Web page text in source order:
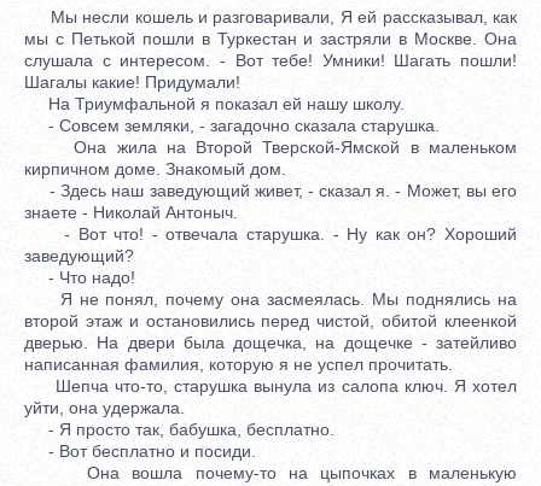
Мы несли кошель и разговаривали, Я ей рассказывал, как
мы с Петькой пошли в Туркестан и застряли в Москве. Она
слушала с интересом. - Вот тебе! Умники! Шагать пошли!
Шагалы какие! Придумали!
На Триумфальной я показал ей нашу школу.
- Совсем земляки, - загадочно сказала старушка.
Она жила на Второй Тверской-Ямской в маленьком
кирпичном доме. Знакомый дом.
- Здесь наш заведующий живет, - сказал я. - Может, вы его
знаете - Николай Антоныч.
- Вот что! - отвечала старушка. - Ну как он? Хороший
заведующий?
- Что надо!
Я не понял, почему она засмеялась. Мы поднялись на
второй этаж и остановились перед чистой, обитой клеенкой
дверью. На двери была дощечка, на дощечке - затейливо
написанная фамилия, которую я не успел прочитать.
Шепча что-то, старушка вынула из салопа ключ. Я хотел
уйти, она удержала.
- Я просто так, бабушка, бесплатно.
- Вот бесплатно и посиди.
Она вошла почему-то на цыпочках в маленькую